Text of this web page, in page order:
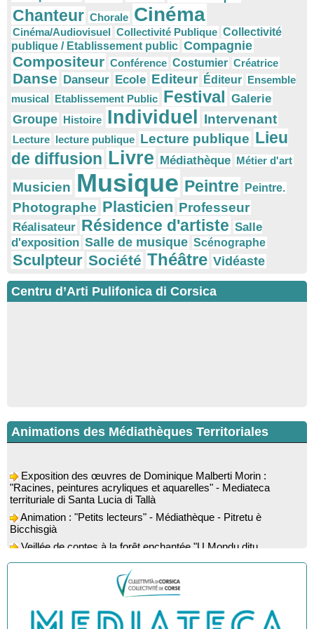
Chanteur Chorale Cinéma
Cinéma/Audiovisuel Collectivité Publique Collectivité
publique / Etablissement public Compagnie
Compositeur Conférence Costumier Créatrice
Danse Danseur Ecole Editeur Éditeur Ensemble
musical Etablissement Public Festival Galerie
Groupe Histoire Individuel Intervenant
Lecture lecture publique Lecture publique Lieu
de diffusion Livre Médiathèque Métier d'art
Musicien Musique Peintre Peintre.
Photographe Plasticien Professeur
Réalisateur Résidence d'artiste Salle
d'exposition Salle de musique Scénographe
Sculpteur Société Théâtre Vidéaste
Centru d’Arti Pulifonica di Corsica
Animations des Médiathèques Territoriales
Exposition des œuvres de Dominique Malberti Morin :
"Racines, peintures acryliques et aquarelles" - Mediateca
territuriale di Santa Lucia di Tallà
Animation : "Petits lecteurs" - Médiathèque - Pitretu è
Bicchisgià
Veillée de contes à la forêt enchantée "U Mondu ditu
Colloque : "Taravu : terre de patrimoines", Regards sur le
patrimoine religieux, roman, thermal et littéraire - Spaziu Jean-
Marc Fiamma - A Sarra di Farru
Spectacle musical : "Viaghju in Corsica cù Regina & Bruno",
hommage au duo mythique de la chanson corse interprété par